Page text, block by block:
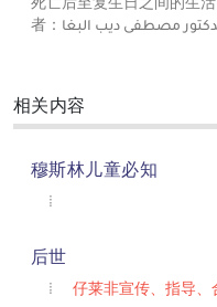
死亡后至复生日之间的生
者： مصطفى ديب البغا
相关内容
穆斯林儿童必知
后世
仔莱非宣传、指导、